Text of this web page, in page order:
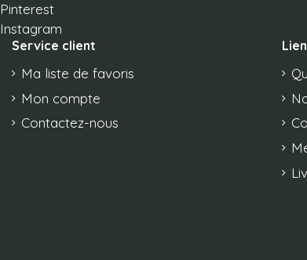
Pinterest
Instagram
Service client
Ma liste de favoris
Mon compte
Contactez-nous